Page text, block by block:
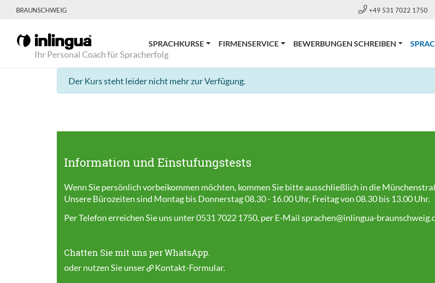
BRAUNSCHWEIG +49 531 7022 1750
Ihr Personal Coach für Spracherfolg
SPRACHKURSE FIRMENSERVICE BEWERBUNGEN SCHREIBEN
Der Kurs steht leider nicht mehr zur Verfügung.
Information und Einstufungstests
Wenn Sie persönlich vorbeikommen möchten, kommen Sie bitte ausschließlich in die
Unsere Bürozeiten sind Montag bis Donnerstag 08.30 - 16.00 Uhr, Freitag von 08.30 bis 13.00 Uhr.
Per Telefon erreichen Sie uns unter 0531 7022 1750, per E-Mail sprachen@inlingua-
Chatten Sie mit uns per WhatsApp.
oder nutzen Sie unser Kontakt-Formular.